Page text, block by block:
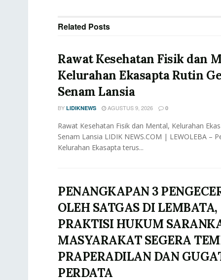
Related Posts
Rawat Kesehatan Fisik dan
Kelurahan Ekasapta Rutin
Senam Lansia
BY LIDIKNEWS AGUSTUS 9, 2026 0
Rawat Kesehatan Fisik dan Mental, Kelurahan
Senam Lansia LIDIK NEWS.COM | LEWOLEBA –
Kelurahan Ekasapta terus...
PENANGKAPAN 3
OLEH SATGAS DI LEMBATA,
PRAKTISI HUKUM
MASYARAKAT SEGERA
PRAPERADILAN DAN
PERDATA